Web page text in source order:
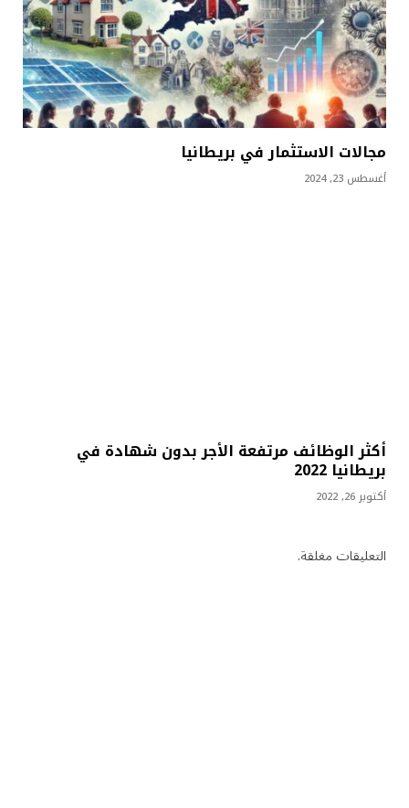
مجالات الاستثمار في بريطانيا
أغسطس 23, 2024
أكثر الوظائف مرتفعة الأجر بدون شهادة في
بريطانيا 2022
أكتوبر 26, 2022
التعليقات مغلقة.